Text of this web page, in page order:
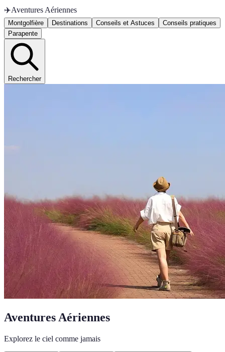
✈️Aventures Aériennes
Montgolfière Destinations Conseils et Astuces
Conseils pratiques
Parapente
Rechercher
Aventures Aériennes
Explorez le ciel comme jamais